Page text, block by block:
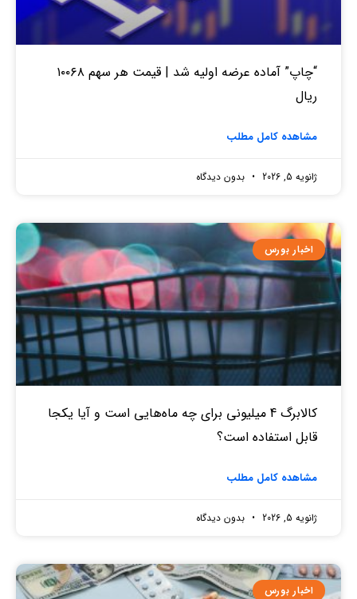
“چاپ” آماده عرضه اولیه شد | قیمت هر سهم ۱۰۰۶۸
ریال
مشاهده کامل مطلب
ژانویه 5, 2026 بدون دیدگاه
اخبار بورس
کالابرگ 4 میلیونی برای چه ماه‌هایی است و آیا یکجا
قابل استفاده است؟
مشاهده کامل مطلب
ژانویه 5, 2026 بدون دیدگاه
اخبار بورس